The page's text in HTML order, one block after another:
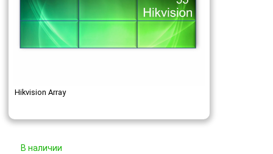
Hikvision Array
В наличии